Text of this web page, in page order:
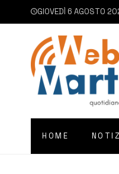
GIOVEDÌ 6 AGOSTO
6
HOME